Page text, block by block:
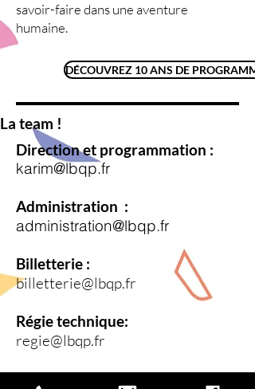
savoir-faire dans une aventure
humaine.
DÉCOUVREZ 10 ANS DE
La team !
Direction et programmation :
karim@lbqp.fr
Administration :
administration@lbqp.fr
Billetterie :
billetterie@lbqp.fr
Régie technique:
regie@lbqp.fr